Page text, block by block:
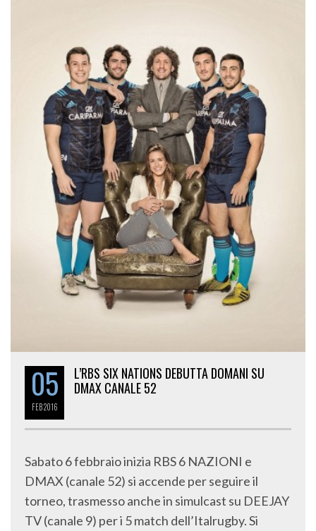
05
FEB2016
L’RBS SIX NATIONS DEBUTTA DOMANI SU
DMAX CANALE 52
Sabato 6 febbraio inizia RBS 6 NAZIONI e
DMAX (canale 52) si accende per seguire il
torneo, trasmesso anche in simulcast su DEEJAY
TV (canale 9) per i 5 match dell’Italrugby. Si